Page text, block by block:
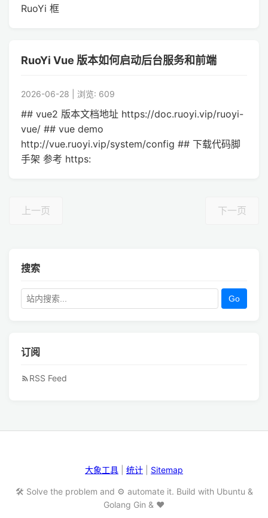
RuoYi 框
RuoYi Vue 版本如何启动后台服务和前端
2026-06-28 | 浏览: 609
## vue2 版本文档地址 https://doc.ruoyi.vip/ruoyi-
vue/ ## vue demo
http://vue.ruoyi.vip/system/config ## 下载代码脚
手架 参考 https:
上一页 下一页
搜索
Go
订阅
RSS Feed
大象工具 统计 Sitemap
🛠️ Solve the problem and ⚙️ automate it. Build with Ubuntu &
Golang Gin & ❤️